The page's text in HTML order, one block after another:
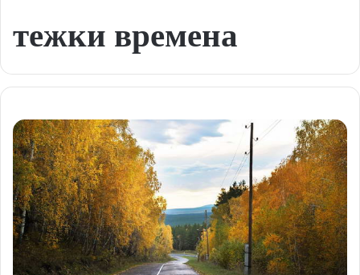
тежки времена